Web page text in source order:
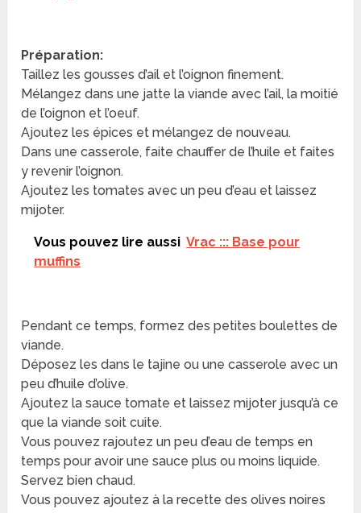
Préparation:
Taillez les gousses d’ail et l’oignon finement.
Mélangez dans une jatte la viande avec l’ail, la moitié
de l’oignon et l’oeuf.
Ajoutez les épices et mélangez de nouveau.
Dans une casserole, faite chauffer de l’huile et faites
y revenir l’oignon.
Ajoutez les tomates avec un peu d’eau et laissez
mijoter.
Vous pouvez lire aussi Vrac ::: Base pour
muffins
Pendant ce temps, formez des petites boulettes de
viande.
Déposez les dans le tajine ou une casserole avec un
peu d’huile d’olive.
Ajoutez la sauce tomate et laissez mijoter jusqu’à ce
que la viande soit cuite.
Vous pouvez rajoutez un peu d’eau de temps en
temps pour avoir une sauce plus ou moins liquide.
Servez bien chaud.
Vous pouvez ajoutez à la recette des olives noires